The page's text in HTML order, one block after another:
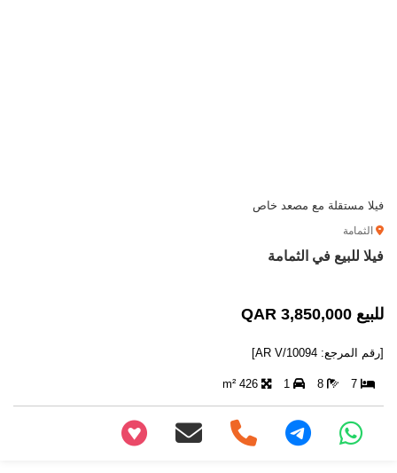
فيلا مستقلة مع مصعد خاص
الثمامة
فيلا للبيع في الثمامة
للبيع 3,850,000 QAR
[رقم المرجع: AR V/10094]
7
8
1
426 m²